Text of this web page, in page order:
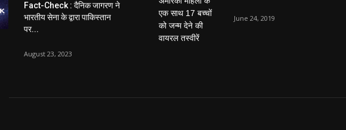
Fact-Check : दैनिक जागरण ने
भारतीय सेना के द्वारा पाकिस्तान
पर...
August 23, 2023
June 24, 2019